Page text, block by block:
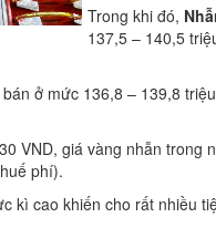
Trong khi đó,
137,5 – 140,5
ở mức 136,8 – 139,8
VND, giá vàng nhẫn
phí).
kì cao khiến cho rất nhiều